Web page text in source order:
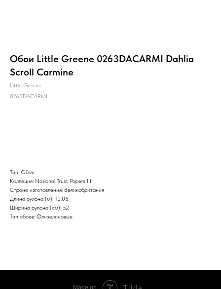
Обои Little Greene 0263DACARMI Dahlia
Scroll Carmine
Little Greene
0263DACARMI
Тип: Обои
Коллеция: National Trust Papers III
Страна изготовления: Великобритания
Длина рулона (м): 10.05
Ширина рулона (см): 52
Тип обоев: Флизелиновые
Made on